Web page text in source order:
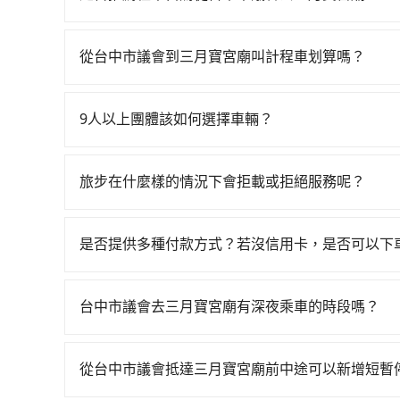
每人票價130元，再用5分鐘出站、等待車站前排
用tripool並到府專車接送，則每人平均花費約440
天就要來回，那在台中路邊可隨租隨借的iRent應
預估進去，但額外的汽車保險與可能的罰單都需
理，每一次租車都好像在開樂透一樣。另外，偶
遇到下雨天或者載行李時，就顯得非常不便。
從台中市議會到三月寶宮廟叫計程車划算嗎？
到車，也可考慮打電話至附近的計程車隊，如
的490倍。再加上台中市有些計程車司機不按錶計
9人以上團體該如何選擇車輛？
客車最多座位數量就是9人，如扣掉司機就只能乘
上。通常人數沒有超過10位，建議預約一台九人
旅步在什麼樣的情況下會拒載或拒絕服務呢？
訂購時填寫的數量。請務必確實填寫當日實際攜
是否提供多種付款方式？若沒信用卡，是否可以下
先享受後付款等。若您沒有信用卡，建議可以使
台中市議會去三月寶宮廟有深夜乘車的時段嗎？
一日傍晚五點以前下訂預約，旅步就敢保證出車。
從台中市議會抵達三月寶宮廟前中途可以新增短暫